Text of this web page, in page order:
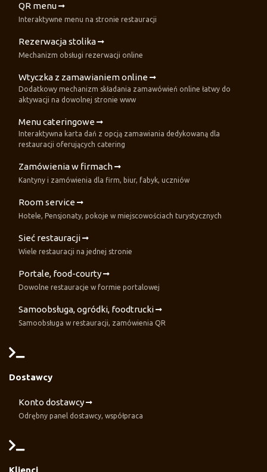
QR menu
Interaktywne menu na stronie restauracji
Rezerwacja stolika
Mechanizm obsługi rezerwacji online
Wtyczka z zamawianiem online
Dodatkowy mechanizm składania zamawówień online łatwy do
aktywacji na dowolnej stronie www
Menu cateringowe
Interaktywna karta dań z opcją zamawiania dedykowaną dla
restauracji oferujących catering
Zamówienia w firmach
Kantyny i zamówienia dla firm, biur, fabyk, uczniów
Room service
Hotele, Pensjonaty, pokoje w miejscowościach turystycznych
Sieć restauracji
Wiele restauracji na jednej stronie
Portale, food-courty
Dowolne restauracje w formie portalowej
Samoobsługa, ogródki, foodtrucki
Samoobsługa w restauracji, zamówienia QR
Dostawcy
Konto dostawcy
Odrębny panel dostawcy, współpraca
Klienci